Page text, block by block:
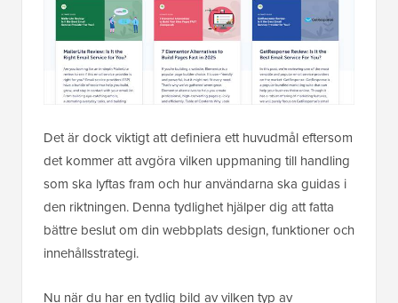
Det är dock viktigt att definiera ett huvudmål eftersom
det kommer att avgöra vilken uppmaning till handling
som ska lyftas fram och hur användarna ska guidas i
den riktningen. Denna tydlighet hjälper dig att fatta
bättre beslut om din webbplats design, funktioner och
innehållsstrategi.
Nu när du har en tydlig bild av vilken typ av